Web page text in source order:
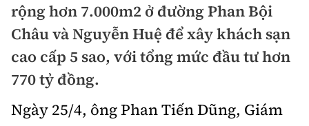
Doanh nghiệp
Doanh nhân
Thị trường
Điểm tin
Mua bán
Giới thiệu dự án
Dự án
Chung cư
Nội thất - ngoại thất
rộng hơn 7.000m2 ở đường Phan Bội
Châu và Nguyễn Huệ để xây khách sạn
cao cấp 5 sao, với tổng mức đầu tư hơn
770 tỷ đồng.
Ngày 25/4, ông Phan Tiến Dũng, Giám